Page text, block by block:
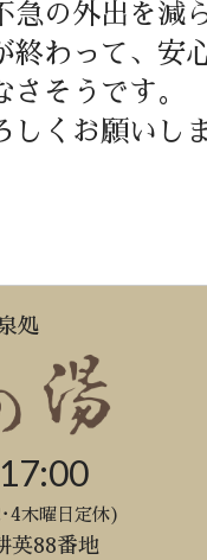
急の外出を減
終わって、安
そうです。
しくお願いし
処
4木曜日定休)
英88番地